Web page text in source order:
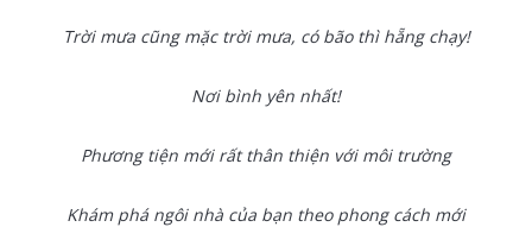
Trời mưa cũng mặc trời mưa, có bão thì hẵng chạy!
Nơi bình yên nhất!
Phương tiện mới rất thân thiện với môi trường
Khám phá ngôi nhà của bạn theo phong cách mới